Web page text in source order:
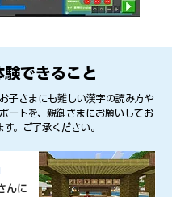
験できること
子さまにも難しい漢字の読み方や
ートを、親御さまにお願いしてお
す。ご了承ください。
んに